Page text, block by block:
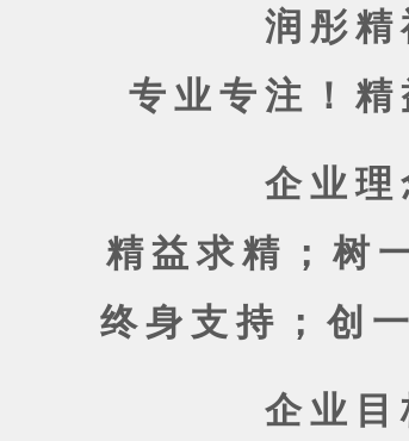
润彤精
专业专注！精
企业理
精益求精；树
终身支持；
企业目